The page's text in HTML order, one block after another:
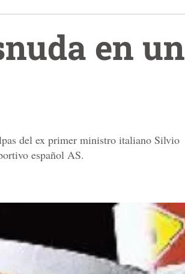
en un
del ex primer ministro italiano Silvio
español AS.